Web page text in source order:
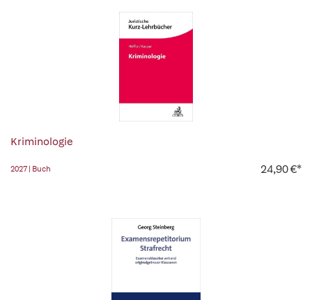
Kriminologie
2027 | Buch 24,90 €*